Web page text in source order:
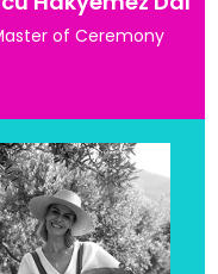
of Ceremony